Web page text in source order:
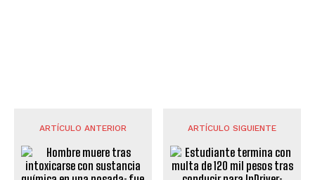
ARTÍCULO ANTERIOR ARTÍCULO SIGUIENTE